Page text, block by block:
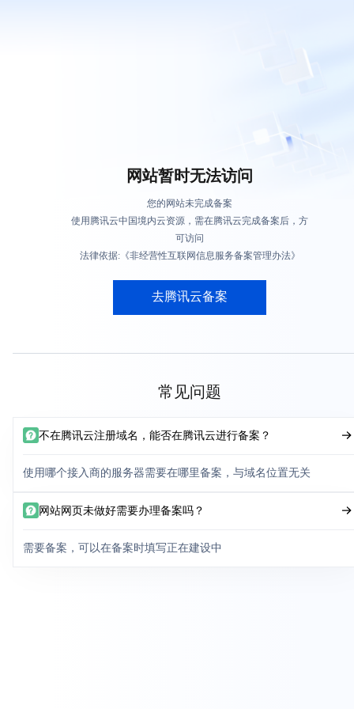
网站暂时无法访问
您的网站未完成备案
使用腾讯云中国境内云资源，需在腾讯云完成备案后，方
可访问
法律依据:《非经营性互联网信息服务备案管理办法》
去腾讯云备案
常见问题
不在腾讯云注册域名，能否在腾讯云进行备案？
使用哪个接入商的服务器需要在哪里备案，与域名位置无关
网站网页未做好需要办理备案吗？
需要备案，可以在备案时填写正在建设中